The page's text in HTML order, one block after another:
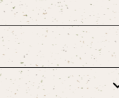
Doi Artist Photos : A
Okubo Recor
Mastering Locati
コラムもご